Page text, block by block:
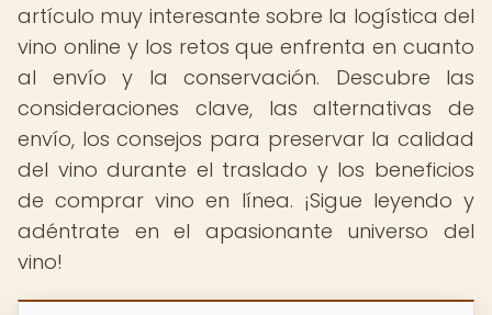
artículo muy interesante sobre la logística del
vino online y los retos que enfrenta en cuanto
al envío y la conservación. Descubre las
consideraciones clave, las alternativas de
envío, los consejos para preservar la calidad
del vino durante el traslado y los beneficios
de comprar vino en línea. ¡Sigue leyendo y
adéntrate en el apasionante universo del
vino!